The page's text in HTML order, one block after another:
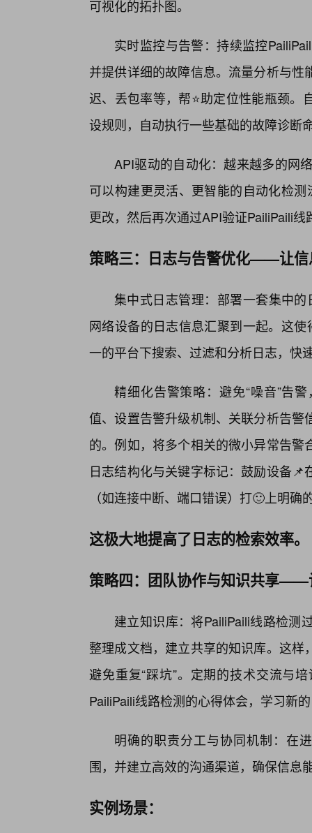
可视化的拓扑图。
实时监控与告警：持续监控
并提供详细的故障信息。流量分析与
迟、丢包率等，帮⭐助定位性能瓶颈
设规则，自动执行一些基础的故障诊断
API驱动的自动化：越来越多的网
可以构建更灵活、更智能的自动化检
更改，然后再次通过API验证PailiPaili线
策略三：日志与告警优化——让信
集中式日志管理：部署一套集中
网络设备的日志信息汇聚到一起。这
一的平台下搜索、过滤和分析日志，快
精细化告警策略：避免“噪音”告
值、设置告警升级机制、关联分析告
的。例如，将多个相关的微小异常告
日志结构化与关键字标记：鼓励设备
（如连接中断、端口错误）打🙂上明确
这极大地提高了日志的检索效率。
策略四：团队协作与知识共享——
建立知识库：将PailiPaili线路检测
整理成文档，建立共享的知识库。这
避免重复“踩坑”。定期的技术交流与
PailiPaili线路检测的心得体会，学习新
明确的职责分工与协同机制：在
围，并建立高效的沟通渠道，确保信息
实例场景：